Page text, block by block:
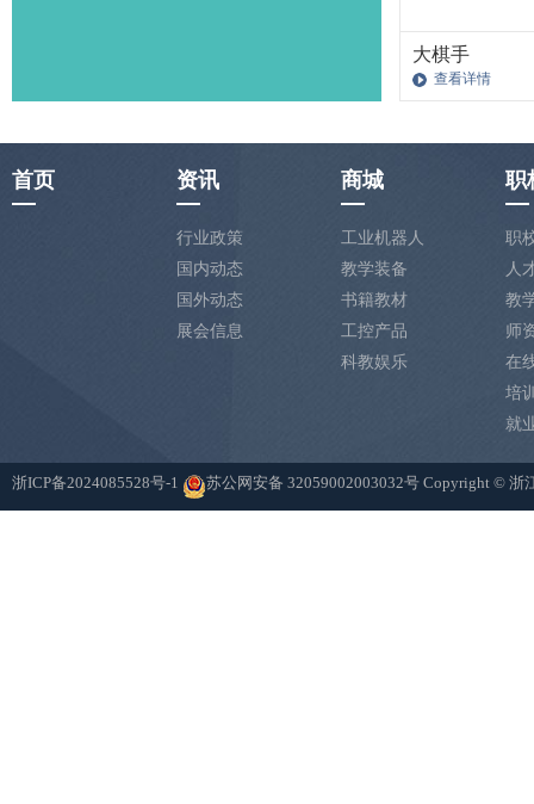
大棋手
查看详情
首页 资讯
行业政策
国内动态
国外动态
展会信息
商城
工业机器人
教学装备
书籍教材
工控产品
科教娱乐
职
职
人
教
师
在
培
就
浙ICP备2024085528号-1 苏公网安备 32059002003032号 Copyright ©